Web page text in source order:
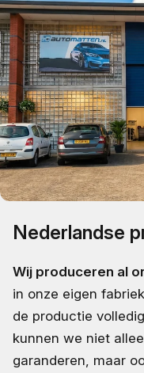
Nederlandse
Wij produceren al
in onze eigen
de productie
kunnen we niet
garanderen, maar